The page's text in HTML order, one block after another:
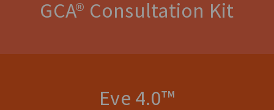
GCA® Consultation Kit
Eve 4.0™